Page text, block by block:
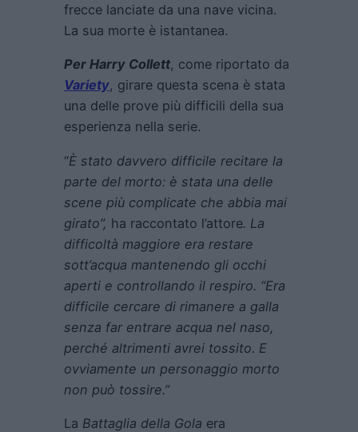
frecce lanciate da una nave vicina.
La sua morte è istantanea.
Per Harry Collett, come riportato da
Variety, girare questa scena è stata
una delle prove più difficili della sua
esperienza nella serie.
“È stato davvero difficile recitare la
parte del morto: è stata una delle
scene più complicate che abbia mai
girato”, ha raccontato l’attore. La
difficoltà maggiore era restare
sott’acqua mantenendo gli occhi
aperti e controllando il respiro. “Era
difficile cercare di rimanere a galla
senza far entrare acqua nel naso,
perché altrimenti avrei tossito. E
ovviamente un personaggio morto
non può tossire.”
La Battaglia della Gola era